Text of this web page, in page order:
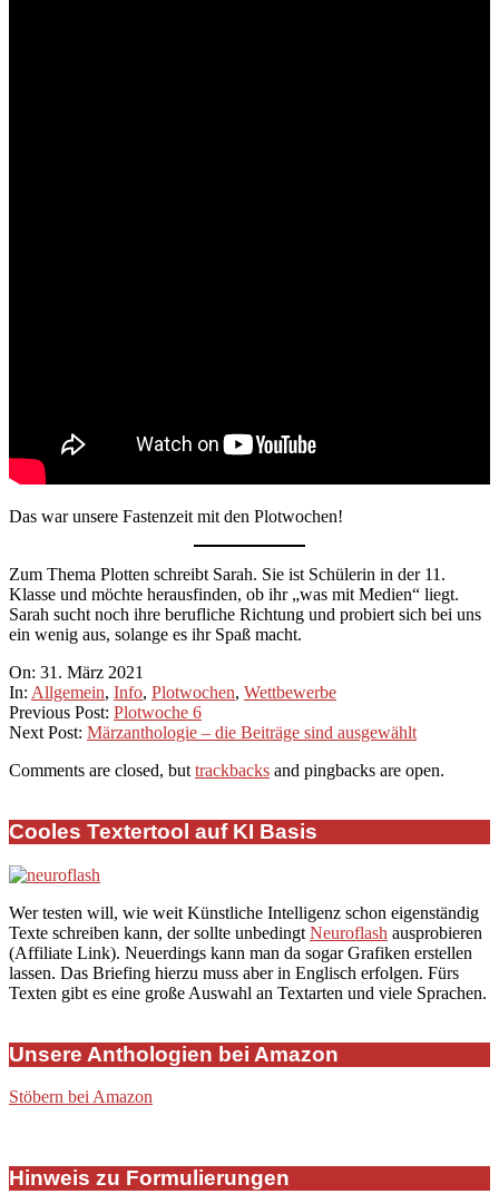
Das war unsere Fastenzeit mit den Plotwochen!
Zum Thema Plotten schreibt Sarah. Sie ist Schülerin in der 11.
Klasse und möchte herausfinden, ob ihr „was mit Medien“ liegt.
Sarah sucht noch ihre berufliche Richtung und probiert sich bei uns
ein wenig aus, solange es ihr Spaß macht.
2021-
03-
31
On: 31. März 2021
In: Allgemein, Info, Plotwochen, Wettbewerbe
Previous Post: Plotwoche 6
Next Post: Märzanthologie – die Beiträge sind ausgewählt
Comments are closed, but trackbacks and pingbacks are open.
Cooles Textertool auf KI Basis
Wer testen will, wie weit Künstliche Intelligenz schon eigenständig
Texte schreiben kann, der sollte unbedingt Neuroflash ausprobieren
(Affiliate Link). Neuerdings kann man da sogar Grafiken erstellen
lassen. Das Briefing hierzu muss aber in Englisch erfolgen. Fürs
Texten gibt es eine große Auswahl an Textarten und viele Sprachen.
Unsere Anthologien bei Amazon
Stöbern bei Amazon
Hinweis zu Formulierungen